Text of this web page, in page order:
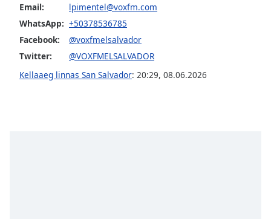
cancel
close
window.
Email:
lpimentel@voxfm.com
WhatsApp: +50378536785
Facebook:
@voxfmelsalvador
Twitter:
@VOXFMELSALVADOR
Kellaaeg linnas San Salvador: 20:29, 08.06.2026